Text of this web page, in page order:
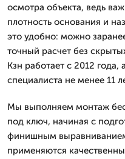
осмотра объекта, ведь
плотность основания и
это удобно: можно
точный расчет без
Кзн работает с 2012
специалиста не менее 11
Мы выполняем монтаж
под ключ, начиная с
финишным
применяются